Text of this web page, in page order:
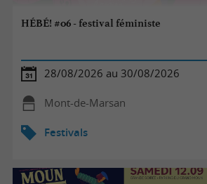
HÉBÉ! #06 - festival féministe
28/08/2026 au 30/08/2026
Mont-de-Marsan
Festivals